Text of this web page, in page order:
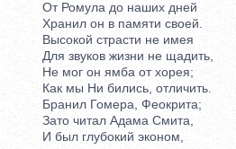
От Ромула до наших дней
Хранил он в памяти своей.
Высокой страсти не имея
Для звуков жизни не щадить,
Не мог он ямба от хорея;
Как мы Ни бились, отличить.
Бранил Гомера, Феокрита;
Зато читал Адама Смита,
И был глубокий эконом,